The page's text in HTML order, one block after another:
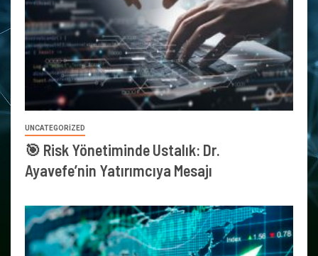
UNCATEGORIZED
🎯 Risk Yönetiminde Ustalık: Dr.
Ayavefe’nin Yatırımcıya Mesajı